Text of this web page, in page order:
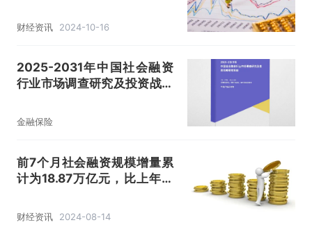
财经资讯 2024-10-16
2025-2031年中国社会融资
行业市场调查研究及投资战略
金融保险
前7个月社会融资规模增量累
计为18.87万亿元，比上年同
财经资讯 2024-08-14